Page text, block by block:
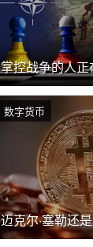
掌控战争的人
迈克尔·塞勒还
数字货币